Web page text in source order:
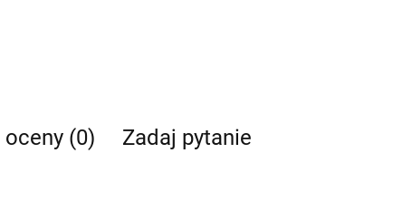
(0) Zadaj pytanie